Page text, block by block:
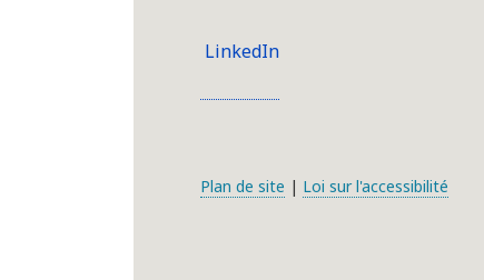
LinkedIn
Plan de site | Loi sur l'accessibilité